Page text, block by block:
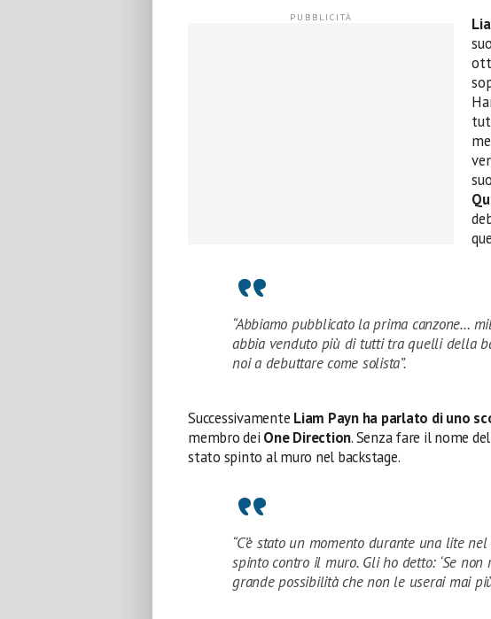
“Abbiamo pubblicato la prima canzone…
abbia venduto più di tutti tra quelli della
noi a debuttare come solista”.
Successivamente Liam Payn ha parlato di uno
membro dei One Direction. Senza fare il nome
stato spinto al muro nel backstage.
“C’è stato un momento durante una lite
spinto contro il muro. Gli ho detto: ‘Se non
grande possibilità che non le userai mai